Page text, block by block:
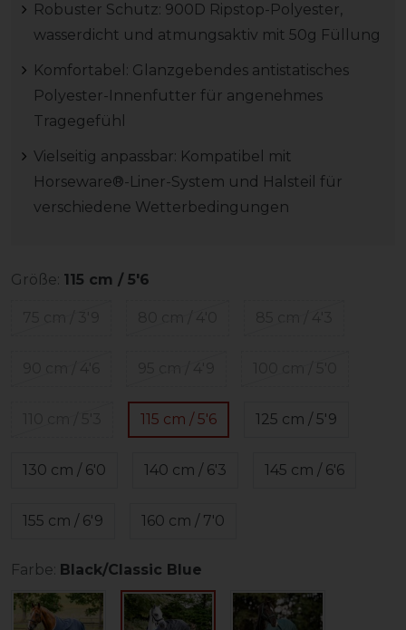
Robuster Schutz: 900D Ripstop-Polyester,
wasserdicht und atmungsaktiv mit 50g Füllung
Komfortabel: Glanzgebendes antistatisches
Polyester-Innenfutter für angenehmes
Tragegefühl
Vielseitig anpassbar: Kompatibel mit
Horseware®-Liner-System und Halsteil für
verschiedene Wetterbedingungen
Größe: 115 cm / 5'6
115 cm / 5'6 125 cm / 5'9
130 cm / 6'0 140 cm / 6'3 145 cm / 6'6
155 cm / 6'9 160 cm / 7'0
Farbe: Black/Classic Blue